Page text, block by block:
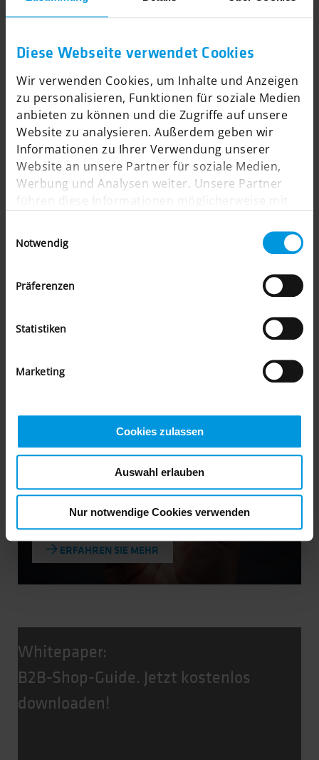
Diese Webseite verwendet Cookies
Wir verwenden Cookies, um Inhalte und Anzeigen
zu personalisieren, Funktionen für soziale Medien
anbieten zu können und die Zugriffe auf unsere
Website zu analysieren. Außerdem geben wir
Informationen zu Ihrer Verwendung unserer
Website an unsere Partner für soziale Medien,
Werbung und Analysen weiter. Unsere Partner
führen diese Informationen möglicherweise mit
bereitgestellt haben oder die sie im Rahmen Ihrer
Nutzung der Dienste gesammelt haben.
Notwendig
Präferenzen
Statistiken
Marketing
Cookies zulassen
Auswahl erlauben
Nur notwendige Cookies verwenden
B2B-Onlineshop als Vertriebskanal für
Industrieobjektive
ERFAHREN SIE MEHR
Tipps & Strategie
ERFAHREN SIE MEHR
Whitepaper:
B2B-Shop-Guide. Jetzt kostenlos
downloaden!